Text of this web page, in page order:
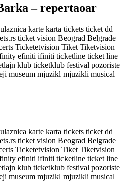
– repertaoar